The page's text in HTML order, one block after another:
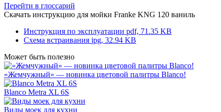
Перейти в глоссарий
Скачать инструкцию для мойки Franke KNG 120 ваниль
Инструкция по эксплуатации pdf, 71.35 KB
Схема встраивания jpg, 32.94 KB
Может быть полезно
«Жемчужный» — новинка цветовой палитры Blanco!
Blanco Metra XL 6S
Виды моек для кухни